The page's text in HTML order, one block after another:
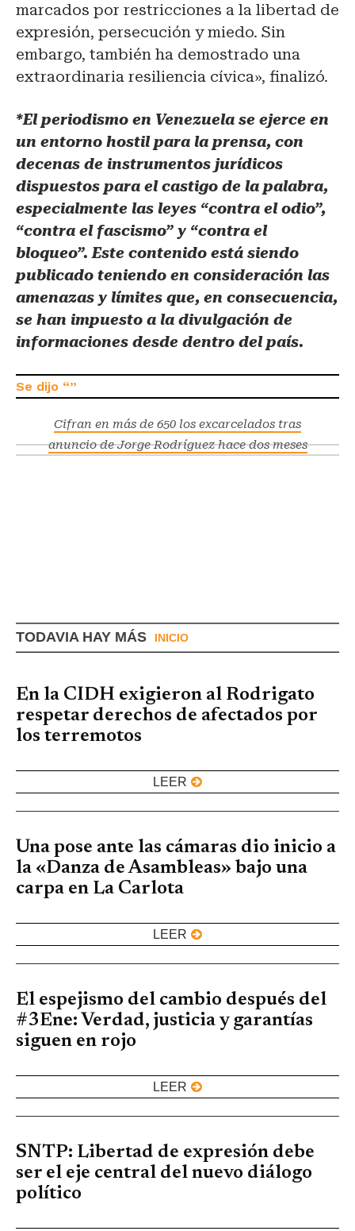
marcados por restricciones a la libertad de
expresión, persecución y miedo. Sin
embargo, también ha demostrado una
extraordinaria resiliencia cívica», finalizó.
*El periodismo en Venezuela se ejerce en
un entorno hostil para la prensa, con
decenas de instrumentos jurídicos
dispuestos para el castigo de la palabra,
especialmente las leyes “contra el odio”,
“contra el fascismo” y “contra el
bloqueo”. Este contenido está siendo
publicado teniendo en consideración las
amenazas y límites que, en consecuencia,
se han impuesto a la divulgación de
informaciones desde dentro del país.
Cifran en más de 650 los excarcelados tras
anuncio de Jorge Rodríguez hace dos meses
TODAVIA HAY MÁS INICIO
En la CIDH exigieron al Rodrigato
respetar derechos de afectados por
los terremotos
LEER
Una pose ante las cámaras dio inicio a
la «Danza de Asambleas» bajo una
carpa en La Carlota
LEER
El espejismo del cambio después del
#3Ene: Verdad, justicia y garantías
siguen en rojo
LEER
SNTP: Libertad de expresión debe
ser el eje central del nuevo diálogo
político